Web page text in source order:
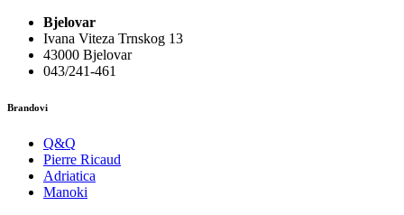
Bjelovar
Ivana Viteza Trnskog 13
43000 Bjelovar
043/241-461
Brandovi
Q&Q
Pierre Ricaud
Adriatica
Manoki